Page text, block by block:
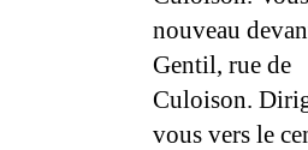
nouveau
Gentil, rue de
Culoison.
vous vers le